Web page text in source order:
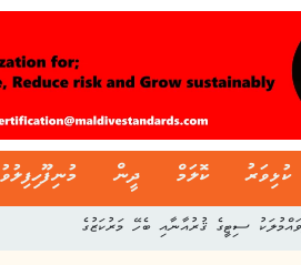
ކުޅިވަރު ކޮލަމް ދީން
ދިވެހި ސާފިން ލީގުގެ މިއަހަރުގެ ފުރަތަމަ